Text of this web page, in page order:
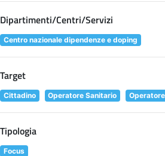
Dipartimenti/Centri/Servizi
Centro nazionale dipendenze e doping
Target
Cittadino Operatore Sanitario
Tipologia
Focus